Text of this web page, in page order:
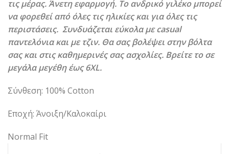
τις μέρας. Άνετη εφαρμογή. Το ανδρικό γιλέκο μπορεί
να φορεθεί από όλες τις ηλικίες και για όλες τις
περιστάσεις. Συνδυάζεται εύκολα με casual
παντελόνια και με τζιν. Θα σας βολέψει στην βόλτα
σας και στις καθημερινές σας ασχολίες. Βρείτε το σε
μεγάλα μεγέθη έως 6XL.
Σύνθεση: 100% Cotton
Εποχή: Άνοιξη/Καλοκαίρι
Normal Fit